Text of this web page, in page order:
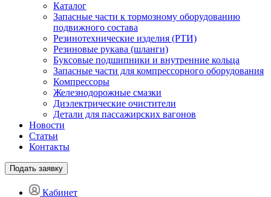
Каталог
Запасные части к тормозному оборудованию
подвижного состава
Резинотехнические изделия (РТИ)
Резиновые рукава (шланги)
Буксовые подшипники и внутренние кольца
Запасные части для компрессорного оборудования
Компрессоры
Железнодорожные смазки
Диэлектрические очистители
Детали для пассажирских вагонов
Новости
Статьи
Контакты
Подать заявку
Кабинет